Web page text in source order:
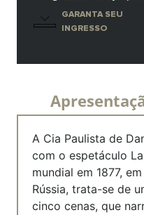
GARANTA SEU
INGRESSO
A Cia Paulista de
com o espetáculo
mundial em 1877,
Rússia, trata-se de
cinco cenas, que